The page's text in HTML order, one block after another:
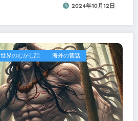
2024年10月12日
世界のむかし話 海外の昔話